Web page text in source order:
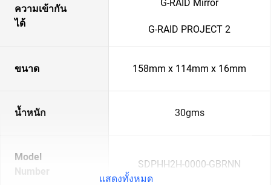
ความเข้ากัน
ได้
G-RAID Mirror
G-RAID PROJECT 2
ขนาด 158mm x 114mm x 16mm
น้ำหนัก 30gms
Model
Number
SDPHH2H-0000-GBRNN
แสดงทั้งหมด